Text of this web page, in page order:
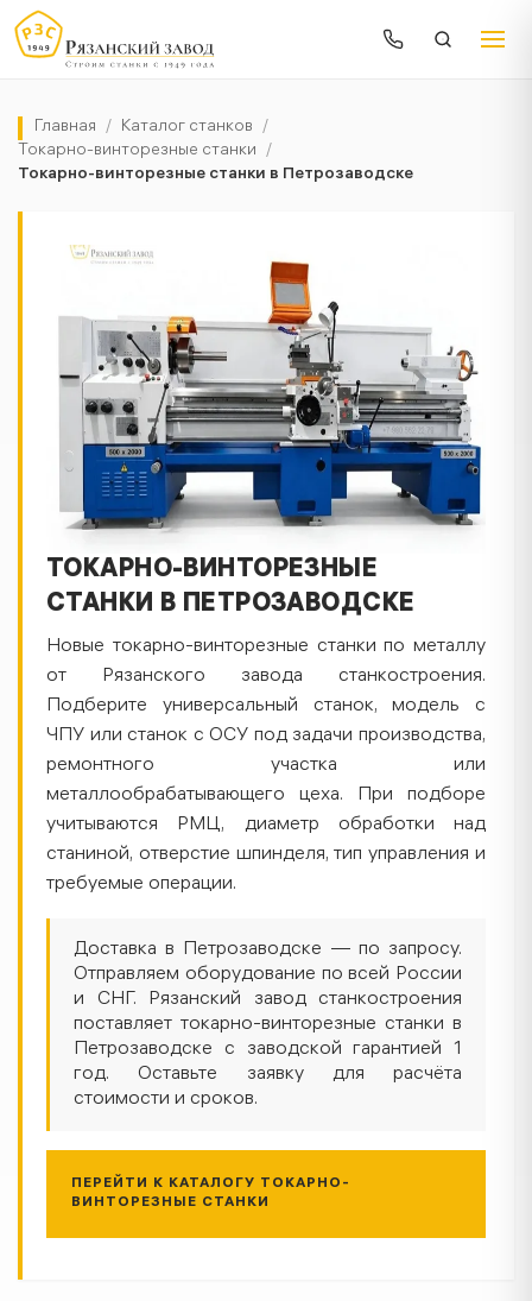
Главная / Каталог станков /
Токарно-винторезные станки /
Токарно-винторезные станки в Петрозаводске
ТОКАРНО-ВИНТОРЕЗНЫЕ
СТАНКИ В ПЕТРОЗАВОДСКЕ
Новые токарно-винторезные станки по металлу
от Рязанского завода станкостроения.
Подберите универсальный станок, модель с
ЧПУ или станок с ОСУ под задачи производства,
ремонтного участка или
металлообрабатывающего цеха. При подборе
учитываются РМЦ, диаметр обработки над
станиной, отверстие шпинделя, тип управления и
требуемые операции.
Доставка в Петрозаводске — по запросу.
Отправляем оборудование по всей России
и СНГ. Рязанский завод станкостроения
поставляет токарно-винторезные станки в
Петрозаводске с заводской гарантией 1
год. Оставьте заявку для расчёта
стоимости и сроков.
ПЕРЕЙТИ К КАТАЛОГУ ТОКАРНО-
ВИНТОРЕЗНЫЕ СТАНКИ